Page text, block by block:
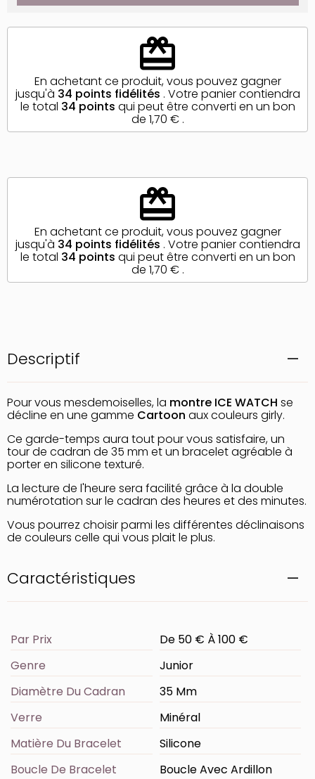
Descriptif
Pour vous mesdemoiselles, la montre ICE WATCH se
décline en une gamme Cartoon aux couleurs girly.
Ce garde-temps aura tout pour vous satisfaire, un
tour de cadran de 35 mm et un bracelet agréable à
porter en silicone texturé.
La lecture de l'heure sera facilité grâce à la double
numérotation sur le cadran des heures et des minutes.
Vous pourrez choisir parmi les différentes déclinaisons
de couleurs celle qui vous plait le plus.
Caractéristiques
Par Prix
De 50 € À 100 €
Genre
Junior
Diamètre Du Cadran
35 Mm
Verre
Minéral
Matière Du Bracelet
Silicone
Boucle De Bracelet
Boucle Avec Ardillon
redeem
En achetant ce produit, vous pouvez gagner
jusqu'à 34 points fidélités . Votre panier contiendra
le total 34 points qui peut être converti en un bon
de 1,70 €.
redeem
En achetant ce produit, vous pouvez gagner
jusqu'à 34 points fidélités . Votre panier contiendra
le total 34 points qui peut être converti en un bon
de 1,70 €.